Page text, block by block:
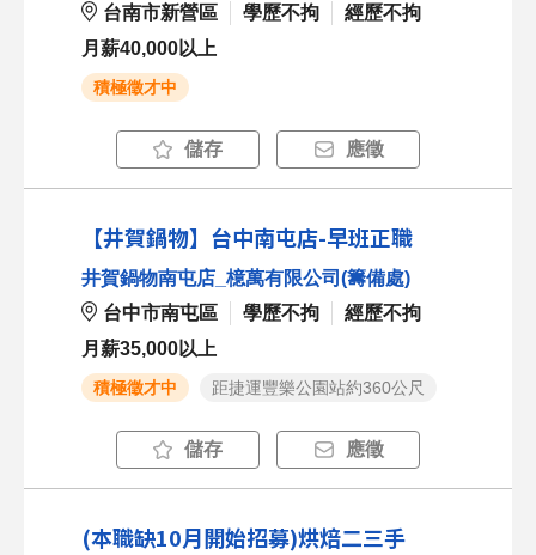
台南市新營區
學歷不拘
經歷不拘
月薪40,000以上
積極徵才中
儲存 應徵
【井賀鍋物】台中南屯店-早班正職
井賀鍋物南屯店_檍萬有限公司(籌備處)
台中市南屯區
學歷不拘
經歷不拘
月薪35,000以上
積極徵才中 距捷運豐樂公園站約360公尺
儲存 應徵
(本職缺10月開始招募)烘焙二三手